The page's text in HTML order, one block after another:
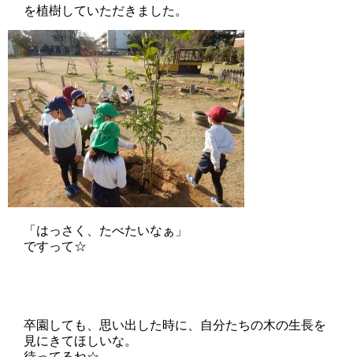
を植樹していただきました。
「はっさく、たべたいなぁ」
ですって☆
卒園しても、思い出した時に、自分たちの木の生長を
見にきてほしいな。